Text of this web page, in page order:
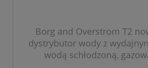
Borg and Overstrom T2
dystrybutor wody z
wodą schłodzoną,